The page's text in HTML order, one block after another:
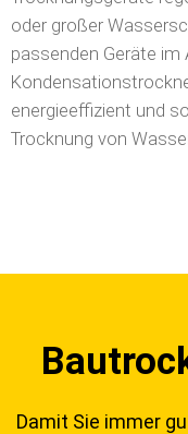
oder großer
passenden Geräte im
energieeffizient und
Trocknung von
Damit Sie immer